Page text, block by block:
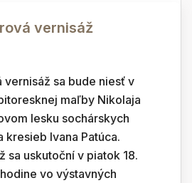
vernisáž
vernisáž sa bude niesť v
maľby Nikolaja
lesku sochárskych
Ivana Patúca.
sa uskutoční v piatok 18.
vo výstavných